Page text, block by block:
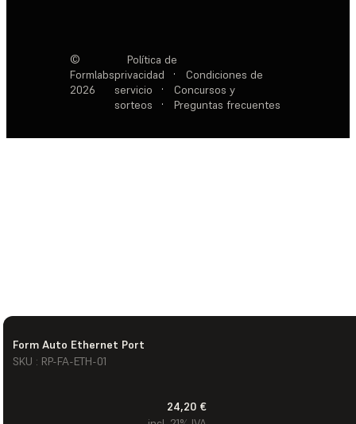
Form Auto Ethernet Port
SKU : RP-FA-ETH-01
24,20 €
©
Formlabs
2026
Política de
privacidad
·
Condiciones de
servicio
·
Concursos y
sorteos
· Preguntas frecuentes